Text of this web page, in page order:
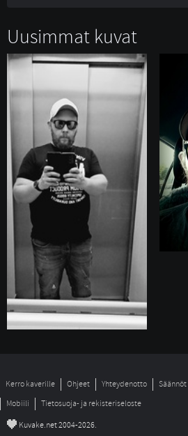
Uusimmat kuvat
Kerro kaverille Ohjeet Yhteydenotto Säännöt
Mobiili
Tietosuoja- ja rekisteriseloste
© Kuvake.net 2004-2026.